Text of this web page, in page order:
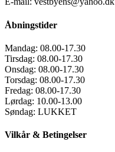
Åbningstider
Mandag: 08.00-17.30
Tirsdag: 08.00-17.30
Onsdag: 08.00-17.30
Torsdag: 08.00-17.30
Fredag: 08.00-17.30
Lørdag: 10.00-13.00
Søndag: LUKKET
Vilkår & Betingelser